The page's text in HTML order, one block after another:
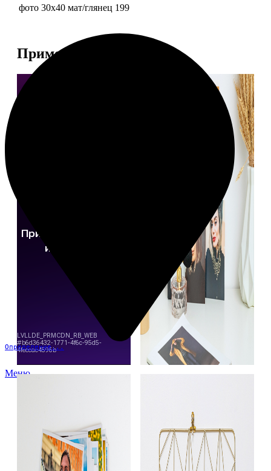
Определение...
Меню
фото 30х40 мат/глянец 199
Примеры работ